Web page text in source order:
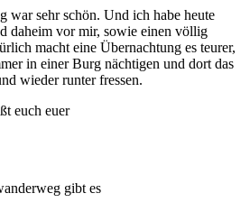
war sehr schön. Und ich habe heute
daheim vor mir, sowie einen völlig
macht eine Übernachtung es teurer,
in einer Burg nächtigen und dort das
wieder runter fressen.
euch euer
gibt es